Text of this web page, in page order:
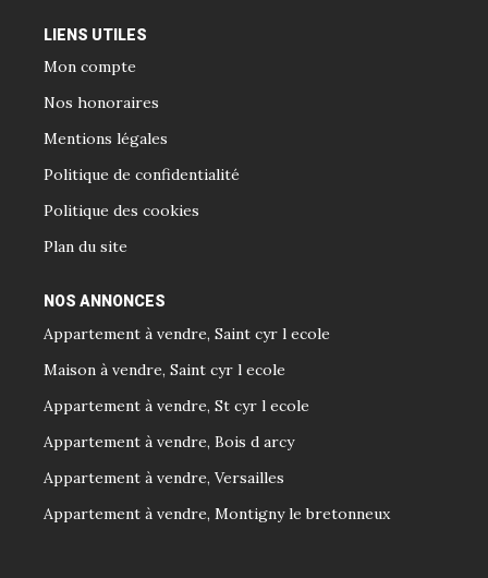
LIENS UTILES
Mon compte
Nos honoraires
Mentions légales
Politique de confidentialité
Politique des cookies
Plan du site
NOS ANNONCES
Appartement à vendre, Saint cyr l ecole
Maison à vendre, Saint cyr l ecole
Appartement à vendre, St cyr l ecole
Appartement à vendre, Bois d arcy
Appartement à vendre, Versailles
Appartement à vendre, Montigny le bretonneux